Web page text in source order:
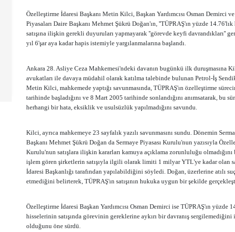
Özelleştirme İdaresi Başkanı Metin Kilci, Başkan Yardımcısı Osman Demirci
Piyasaları Daire Başkanı Mehmet Şükrü Doğan'ın, ''TÜPRAŞ'ın yüzde
satışına ilişkin gerekli duyuruları yapmayarak ''görevde keyfi davrandıkları''
yıl 6'şar aya kadar hapis istemiyle yargılanmalarına başlandı.
Ankara 28. Asliye Ceza Mahkemesi'ndeki davanın bugünkü ilk duruşmasına
avukatları ile davaya müdahil olarak katılma talebinde bulunan Petrol-İş
Metin Kilci, mahkemede yaptığı savunmasında, TÜPRAŞ'ın özelleştirme
tarihinde başladığını ve 8 Mart 2005 tarihinde sonlandığını anımsatarak, bu
herhangi bir hata, eksiklik ve usulsüzlük yapılmadığını savundu.
Kilci, ayrıca mahkemeye 23 sayfalık yazılı savunmasını sundu. Dönemin
Başkanı Mehmet Şükrü Doğan da Sermaye Piyasası Kurulu'nun yazısıyla
Kurulu'nun satışlara ilişkin kararları kamuya açıklama zorunluluğu
işlem gören şirketlerin satışıyla ilgili olarak limiti 1 milyar YTL'ye kadar olan
İdaresi Başkanlığı tarafından yapılabildiğini söyledi. Doğan, üzerlerine atılı
etmediğini belirterek, TÜPRAŞ'ın satışının hukuka uygun bir şekilde
Özelleştirme İdaresi Başkan Yardımcısı Osman Demirci ise TÜPRAŞ'ın yüzde
hisselerinin satışında görevinin gereklerine aykırı bir davranış sergilemediğini
olduğunu öne sürdü.